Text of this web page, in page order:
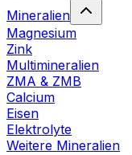
Mineralien
Magnesium
Zink
Multimineralien
ZMA & ZMB
Calcium
Eisen
Elektrolyte
Weitere Mineralien